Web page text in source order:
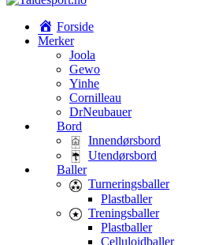
Forside
Merker
Joola
Gewo
Yinhe
Cornilleau
DrNeubauer
Bord
Innendørsbord
Utendørsbord
Baller
Turneringsballer
Plastballer
Treningsballer
Plastballer
Celluloidballer